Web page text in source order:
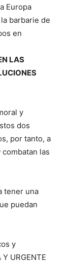
Europa
barbarie de
en
LAS
y
dos
por tanto, a
las
tener una
puedan
y
URGENTE